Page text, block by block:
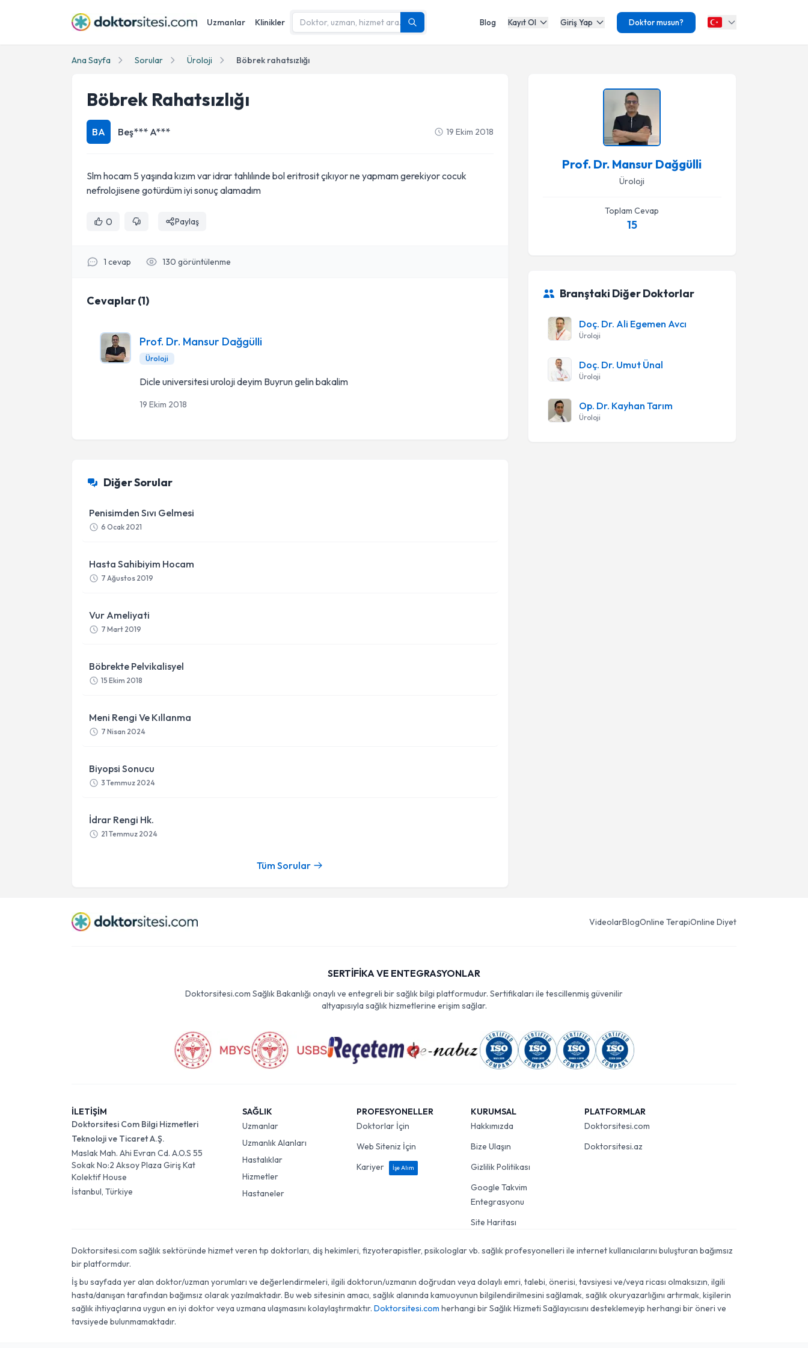
Uzmanlar Klinikler Blog Kayıt Ol Giriş Yap Doktor musun?
Ana Sayfa Sorular Üroloji Böbrek rahatsızlığı
Böbrek Rahatsızlığı
BA Beş*** A*** 19 Ekim 2018
Slm hocam 5 yaşında kızım var idrar tahlılınde bol eritrosit çıkıyor ne yapmam gerekiyor cocuk
nefrolojisene gotürdüm iyi sonuç alamadım
0 Paylaş
1 cevap 130 görüntülenme
Cevaplar(1)
Prof. Dr. Mansur Dağgülli
Üroloji
Dicle universitesi uroloji deyim Buyrun gelin bakalim
19 Ekim 2018
Diğer Sorular
Penisimden Sıvı Gelmesi
6 Ocak 2021
Hasta Sahibiyim Hocam
7 Ağustos 2019
Vur Ameliyati
7 Mart 2019
Böbrekte Pelvikalisyel
15 Ekim 2018
Meni Rengi Ve Kıllanma
7 Nisan 2024
Biyopsi Sonucu
3 Temmuz 2024
İdrar Rengi Hk.
21 Temmuz 2024
Tüm Sorular
Prof. Dr. Mansur Dağgülli
Üroloji
Toplam Cevap
15
Branştaki Diğer Doktorlar
Doç. Dr. Ali Egemen Avcı
Üroloji
Doç. Dr. Umut Ünal
Üroloji
Op. Dr. Kayhan Tarım
Üroloji
VideolarBlogOnline TerapiOnline Diyet
SERTİFİKA VE ENTEGRASYONLAR
Doktorsitesi.com Sağlık Bakanlığı onaylı ve entegreli bir sağlık bilgi platformudur. Sertifikaları ile tescillenmiş güvenilir
altyapısıyla sağlık hizmetlerine erişim sağlar.
İLETİŞİM
Doktorsitesi Com Bilgi Hizmetleri
Teknoloji ve Ticaret A.Ş.
Maslak Mah. Ahi Evran Cd. A.O.S 55
Sokak No:2 Aksoy Plaza Giriş Kat
Kolektif House
İstanbul, Türkiye
SAĞLIK
Uzmanlar
Uzmanlık Alanları
Hastalıklar
Hizmetler
Hastaneler
PROFESYONELLER
Doktorlar İçin
Web Siteniz İçin
Kariyer
İşe Alım
KURUMSAL
Hakkımızda
Bize Ulaşın
Gizlilik Politikası
Google Takvim
Entegrasyonu
Site Haritası
PLATFORMLAR
Doktorsitesi.com
Doktorsitesi.az
Doktorsitesi.com sağlık sektöründe hizmet veren tıp doktorları, diş hekimleri, fizyoterapistler, psikologlar vb. sağlık profesyonelleri ile internet kullanıcılarını buluşturan bağımsız
bir platformdur.
İş bu sayfada yer alan doktor/uzman yorumları ve değerlendirmeleri, ilgili doktorun/uzmanın doğrudan veya dolaylı emri, talebi, önerisi, tavsiyesi ve/veya ricası olmaksızın, ilgili
hasta/danışan tarafından bağımsız olarak yazılmaktadır. Bu web sitesinin amacı, sağlık alanında kamuoyunun bilgilendirilmesini sağlamak, sağlık okuryazarlığını artırmak, kişilerin
sağlık ihtiyaçlarına uygun en iyi doktor veya uzmana ulaşmasını kolaylaştırmaktır. Doktorsitesi.com herhangi bir Sağlık Hizmeti Sağlayıcısını desteklemeyip herhangi bir öneri ve
tavsiyede bulunmamaktadır.